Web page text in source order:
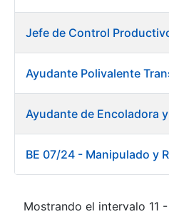
BE 07/24 - Manipulado y
Mostrando el intervalo 11